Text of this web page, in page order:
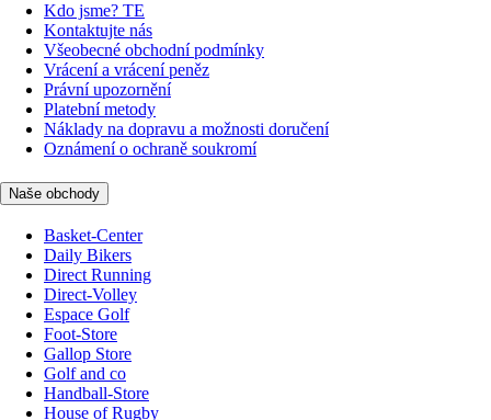
Kdo jsme? TE
Kontaktujte nás
Všeobecné obchodní podmínky
Vrácení a vrácení peněz
Právní upozornění
Platební metody
Náklady na dopravu a možnosti doručení
Oznámení o ochraně soukromí
Naše obchody
Basket-Center
Daily Bikers
Direct Running
Direct-Volley
Espace Golf
Foot-Store
Gallop Store
Golf and co
Handball-Store
House of Rugby